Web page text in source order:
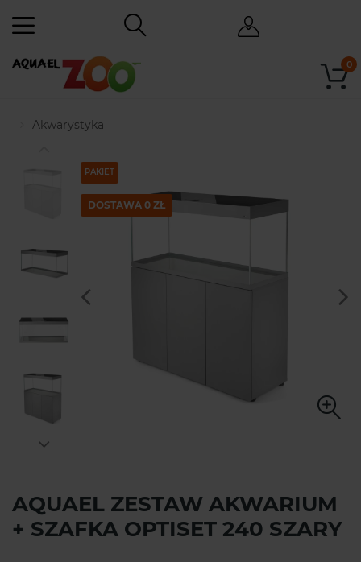
0
Akwarystyka
PAKIET
DOSTAWA 0 ZŁ
AQUAEL ZESTAW AKWARIUM
+ SZAFKA OPTISET 240 SZARY